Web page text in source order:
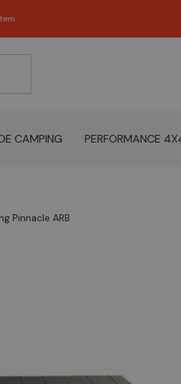
CAMPING PERFORMANCE
Pinnacle ARB